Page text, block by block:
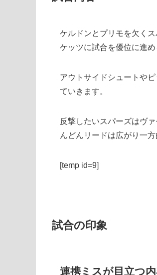
ケルドンとプリモを欠く
ケッツに試合を優位に進め
アウトサイドシュートや
ていきます。
反撃したいスパーズはヴ
んどんリードは広がり一
[temp id=9]
試合の印象
連携ミスが目立つ